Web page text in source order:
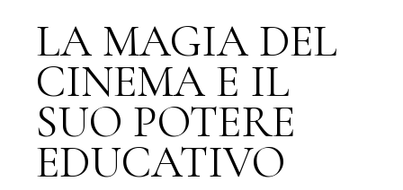
LA MAGIA DEL
CINEMA E IL
SUO POTERE
EDUCATIVO